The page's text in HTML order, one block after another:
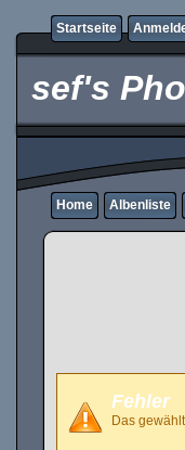
Startseite
sef's
Home Albenliste
Fehler
Das